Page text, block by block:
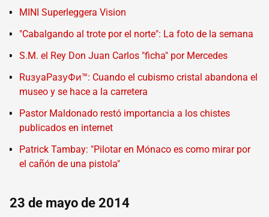
MINI Superleggera Vision
"Cabalgando al trote por el norte": La foto de la semana
S.M. el Rey Don Juan Carlos "ficha" por Mercedes
RuзуaPaзуФи™: Cuando el cubismo cristal abandona el
museo y se hace a la carretera
Pastor Maldonado restó importancia a los chistes
publicados en internet
Patrick Tambay: "Pilotar en Mónaco es como mirar por
el cañón de una pistola"
23 de mayo de 2014